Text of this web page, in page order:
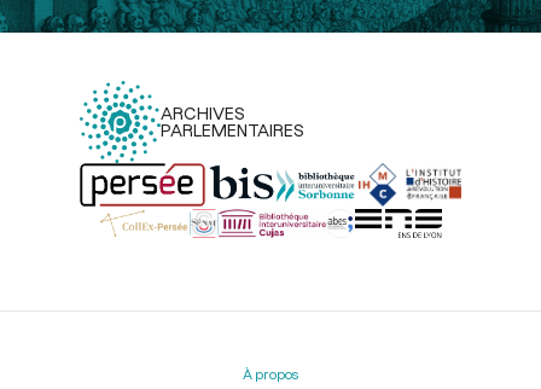
ARCHIVES
PARLEMENTAIRES
Menu
À propos